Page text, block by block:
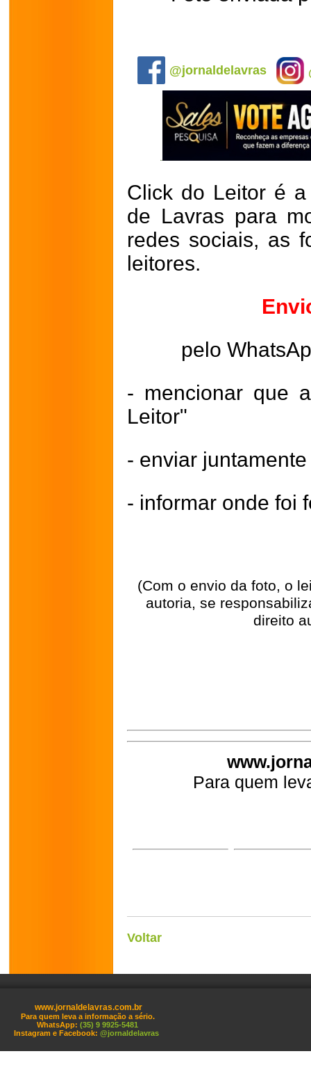
@jornaldelavras
Click do Leitor é
de Lavras para
redes sociais, as
leitores.
pelo
- mencionar que
Leitor"
- enviar
- informar onde foi
(Com o envio da foto, o
autoria, se
direito
Para quem
Voltar
www.jornaldelavras.com.br
Para quem leva a informação a sério.
WhatsApp: (35) 9 9925-5481
Instagram e Facebook: @jornaldelavras